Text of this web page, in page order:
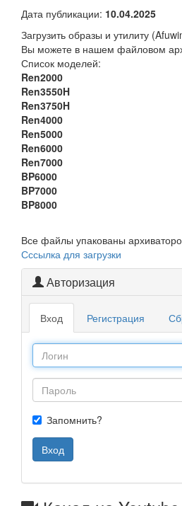
Дата публикации: 10.04.2025
Загрузить образы и утилиту
Вы можете в нашем файловом
Список моделей:
Ren2000
Ren3550H
Ren3750H
Ren4000
Ren5000
Ren6000
Ren7000
BP6000
BP7000
BP8000
Все файлы упакованы
Сссылка для загрузки
Авторизация
Вход Регистрация
Запомнить?
Вход